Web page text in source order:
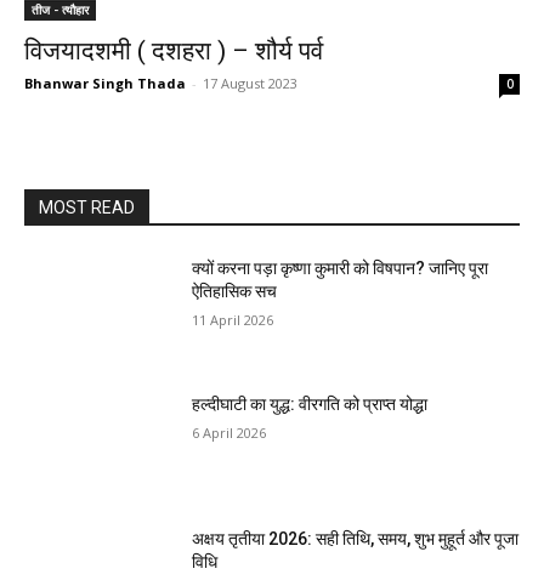
तीज - त्यौहार
विजयादशमी ( दशहरा ) – शौर्य पर्व
Bhanwar Singh Thada - 17 August 2023 0
MOST READ
क्यों करना पड़ा कृष्णा कुमारी को विषपान? जानिए पूरा
ऐतिहासिक सच
11 April 2026
हल्दीघाटी का युद्ध: वीरगति को प्राप्त योद्धा
6 April 2026
अक्षय तृतीया 2026: सही तिथि, समय, शुभ मुहूर्त और पूजा
विधि